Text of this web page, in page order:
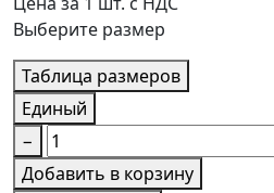
Выберите размер
Таблица размеров
Единый
−
Добавить в корзину